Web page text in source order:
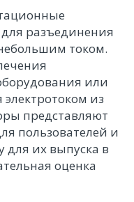
разъединения
током.
или
из
представляют
пользователей и
их выпуска в
оценка